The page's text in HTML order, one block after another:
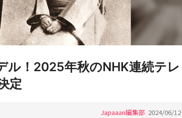
ル！2025年秋のNHK連続テレ
定
Japaaan編集部 2024/06/12